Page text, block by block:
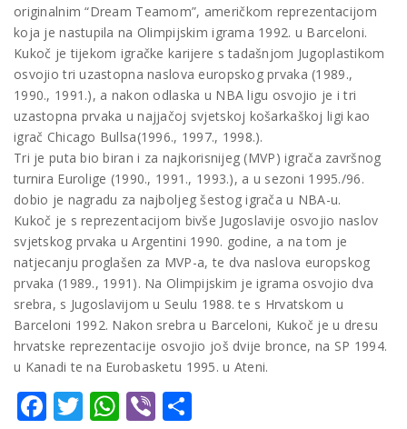
originalnim “Dream Teamom”, američkom reprezentacijom
koja je nastupila na Olimpijskim igrama 1992. u Barceloni.
Kukoč je tijekom igračke karijere s tadašnjom Jugoplastikom
osvojio tri uzastopna naslova europskog prvaka (1989.,
1990., 1991.), a nakon odlaska u NBA ligu osvojio je i tri
uzastopna prvaka u najjačoj svjetskoj košarkaškoj ligi kao
igrač Chicago Bullsa(1996., 1997., 1998.).
Tri je puta bio biran i za najkorisnijeg (MVP) igrača završnog
turnira Eurolige (1990., 1991., 1993.), a u sezoni 1995./96.
dobio je nagradu za najboljeg šestog igrača u NBA-u.
Kukoč je s reprezentacijom bivše Jugoslavije osvojio naslov
svjetskog prvaka u Argentini 1990. godine, a na tom je
natjecanju proglašen za MVP-a, te dva naslova europskog
prvaka (1989., 1991). Na Olimpijskim je igrama osvojio dva
srebra, s Jugoslavijom u Seulu 1988. te s Hrvatskom u
Barceloni 1992. Nakon srebra u Barceloni, Kukoč je u dresu
hrvatske reprezentacije osvojio još dvije bronce, na SP 1994.
u Kanadi te na Eurobasketu 1995. u Ateni.
Facebook
Twitter
WhatsApp
Viber